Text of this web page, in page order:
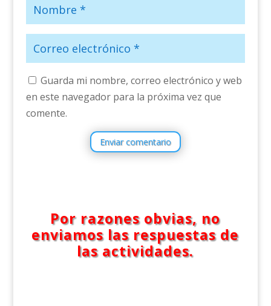
Guarda mi nombre, correo electrónico y web
en este navegador para la próxima vez que
comente.
Enviar comentario
Por razones obvias, no
enviamos las respuestas de
las actividades.